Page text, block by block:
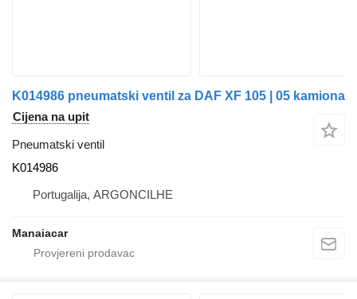
K014986 pneumatski ventil za DAF XF 105 | 05 kamiona
Cijena na upit
Pneumatski ventil
K014986
Portugalija, ARGONCILHE
Manaiacar